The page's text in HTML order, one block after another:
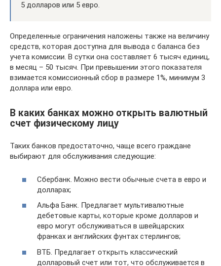
5 долларов или 5 евро.
Определенные ограничения наложены также на величину
средств, которая доступна для вывода с баланса без
учета комиссии. В сутки она составляет 6 тысяч единиц,
в месяц – 50 тысяч. При превышении этого показателя
взимается комиссионный сбор в размере 1%, минимум 3
доллара или евро.
В каких банках можно открыть валютный
счет физическому лицу
Таких банков предостаточно, чаще всего граждане
выбирают для обслуживания следующие:
Сбербанк. Можно вести обычные счета в евро и
долларах;
Альфа Банк. Предлагает мультивалютные
дебетовые карты, которые кроме долларов и
евро могут обслуживаться в швейцарских
франках и английских фунтах стерлингов;
ВТБ. Предлагает открыть классический
долларовый счет или тот, что обслуживается в